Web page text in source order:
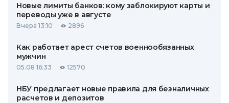
Новые лимиты банков: кому заблокируют карты и
переводы уже в августе
Вчера 13:10 2896
Как работает арест счетов военнообязанных
мужчин
05.08 16:33 12570
НБУ предлагает новые правила для безналичных
расчетов и депозитов